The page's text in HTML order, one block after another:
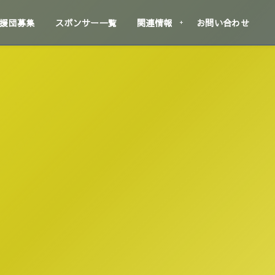
団募集 スポンサー一覧 関連情報 お問い合わせ